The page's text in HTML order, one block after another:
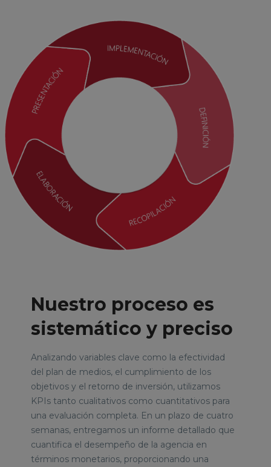
Nuestro proceso es
sistemático y preciso
Analizando variables clave como la efectividad
del plan de medios, el cumplimiento de los
objetivos y el retorno de inversión, utilizamos
KPIs tanto cualitativos como cuantitativos para
una evaluación completa. En un plazo de cuatro
semanas, entregamos un informe detallado que
cuantifica el desempeño de la agencia en
términos monetarios, proporcionando una